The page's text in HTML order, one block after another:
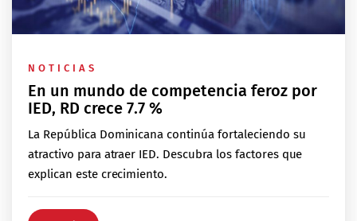
NOTICIAS
En un mundo de competencia feroz por
IED, RD crece 7.7 %
La República Dominicana continúa fortaleciendo su
atractivo para atraer IED. Descubra los factores que
explican este crecimiento.